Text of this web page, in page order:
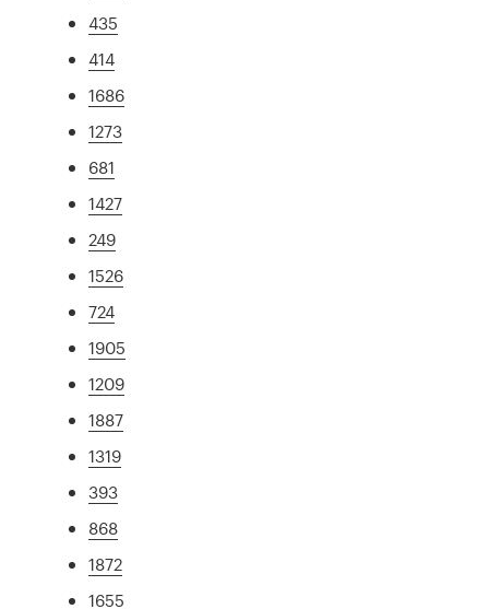
435
414
1686
1273
681
1427
249
1526
724
1905
1209
1887
1319
393
868
1872
1655